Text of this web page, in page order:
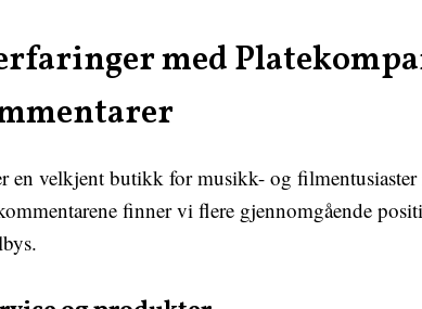
med
en velkjent butikk for musikk- og
finner vi flere gjennomgående